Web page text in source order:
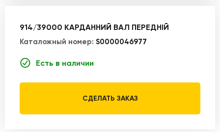
914/39000 КАРДАННИЙ ВАЛ ПЕРЕДНІЙ
Каталожный номер: S0000046977
Есть в наличии
СДЕЛАТЬ ЗАКАЗ